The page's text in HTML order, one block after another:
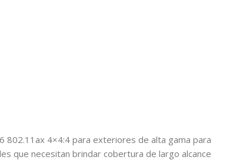
802.11ax 4×4:4 para exteriores de alta gama para
que necesitan brindar cobertura de largo alcance